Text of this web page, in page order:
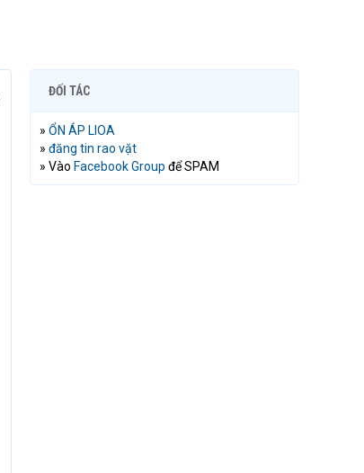
ĐỐI TÁC
» ỔN ÁP LIOA
» đăng tin rao vặt
» Vào Facebook Group để SPAM